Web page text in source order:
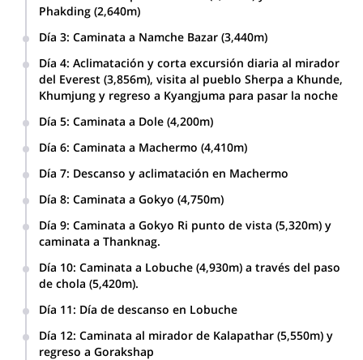
Phakding (2,640m)
Día 3: Caminata a Namche Bazar (3,440m)
Día 4: Aclimatación y corta excursión diaria al mirador
del Everest (3,856m), visita al pueblo Sherpa a Khunde,
Khumjung y regreso a Kyangjuma para pasar la noche
Día 5: Caminata a Dole (4,200m)
Día 6: Caminata a Machermo (4,410m)
Día 7: Descanso y aclimatación en Machermo
Día 8: Caminata a Gokyo (4,750m)
Día 9: Caminata a Gokyo Ri punto de vista (5,320m) y
caminata a Thanknag.
Día 10: Caminata a Lobuche (4,930m) a través del paso
de chola (5,420m).
Día 11: Día de descanso en Lobuche
Día 12: Caminata al mirador de Kalapathar (5,550m) y
regreso a Gorakshap